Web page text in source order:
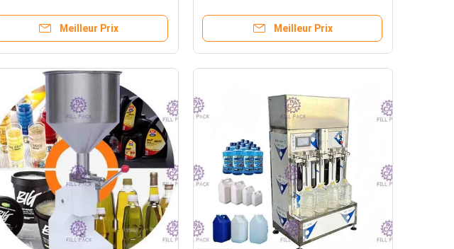
usine/machine/système/ligne
Meilleur Prix
négative pour la sauce de soja
Meilleur Prix